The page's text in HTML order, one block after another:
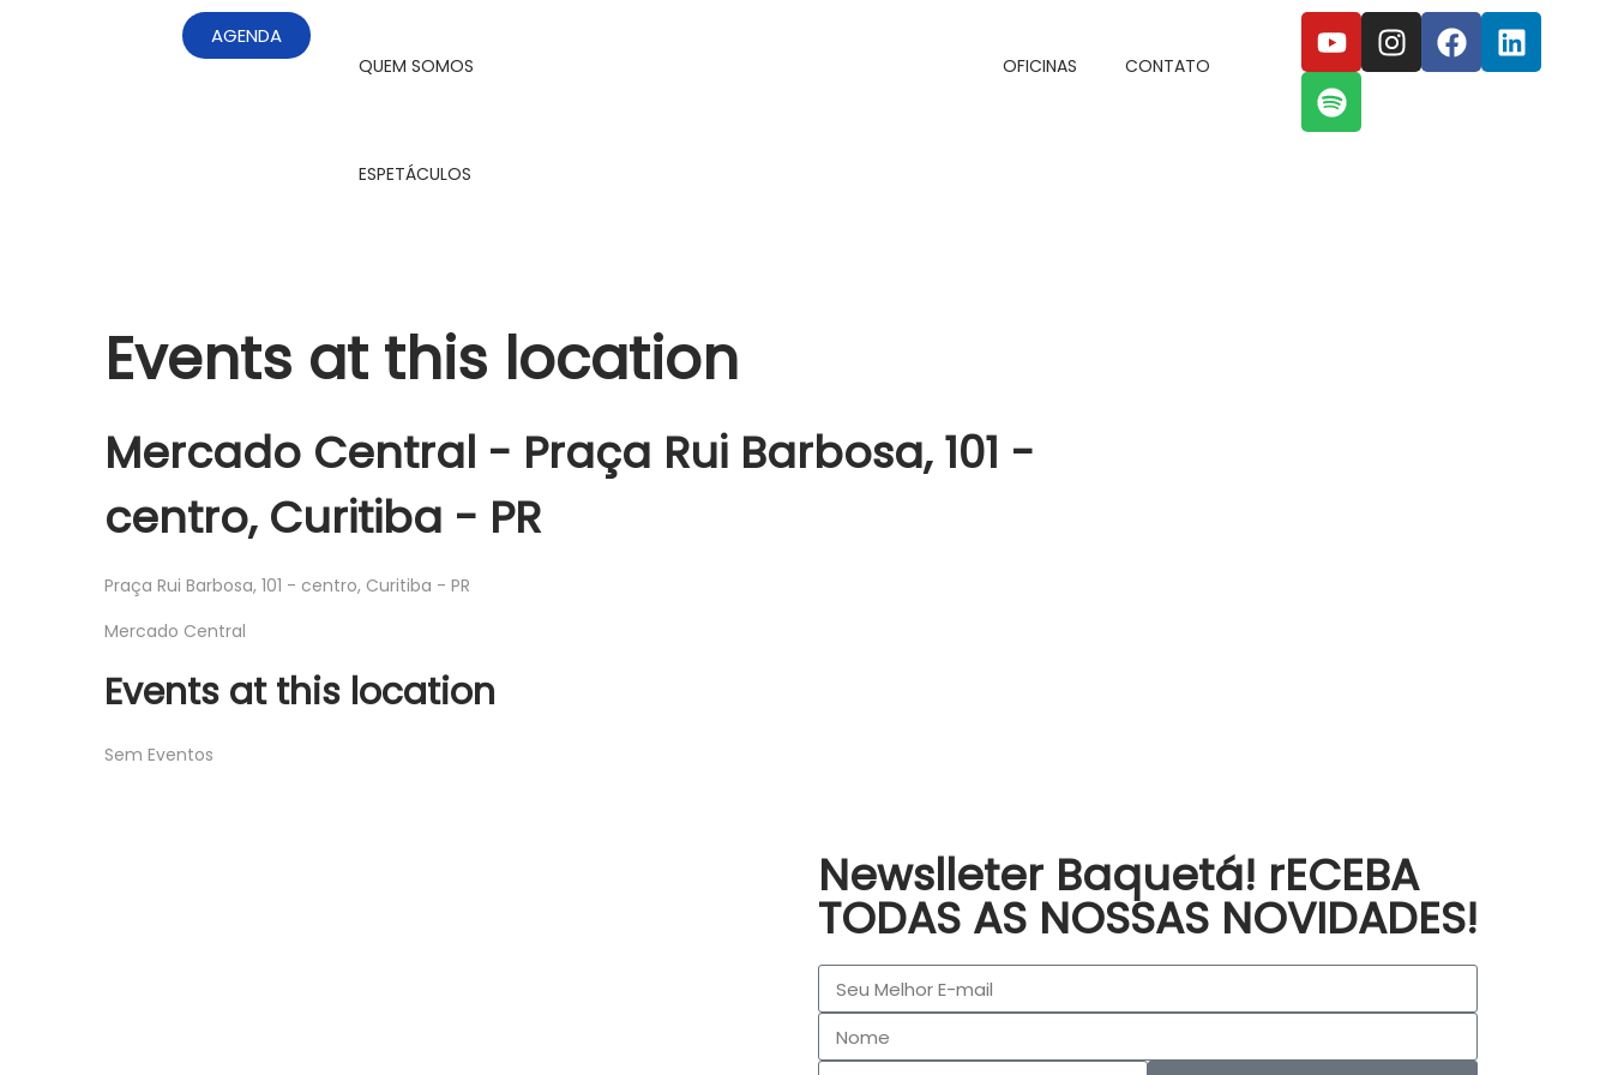
AGENDA
QUEM SOMOS
ESPETÁCULOS
OFICINAS CONTATO
Events at this location
Mercado Central - Praça Rui Barbosa, 101 -
centro, Curitiba - PR
Praça Rui Barbosa, 101 - centro, Curitiba - PR
Mercado Central
Events at this location
Sem Eventos
Newslleter Baquetá! rECEBA
TODAS AS NOSSAS NOVIDADES!